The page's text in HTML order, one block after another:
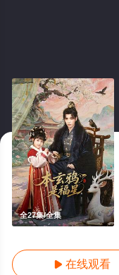
全27集/全集
 在线观看